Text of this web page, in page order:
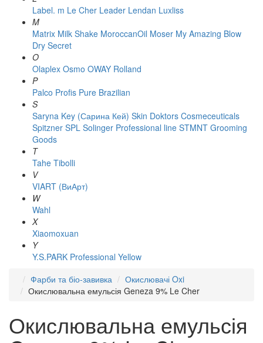
Label. m Le Cher Leader Lendan Luxliss
M
Matrix Milk Shake MoroccanOil Moser My Amazing Blow
Dry Secret
O
Olaplex Osmo OWAY Rolland
P
Palco Profis Pure Brazilian
S
Saryna Key (Сарина Кей) Skin Doktors Cosmeceuticals
Spitzner SPL Solinger Professional line STMNT Grooming
Goods
T
Tahe Tibolli
V
VIART (ВиАрт)
W
Wahl
X
Xiaomoxuan
Y
Y.S.PARK Professional Yellow
Фарби та біо-завивка
Окислювачі Oxi
Окислювальна емульсія Geneza 9% Le Cher
Окислювальна емульсія